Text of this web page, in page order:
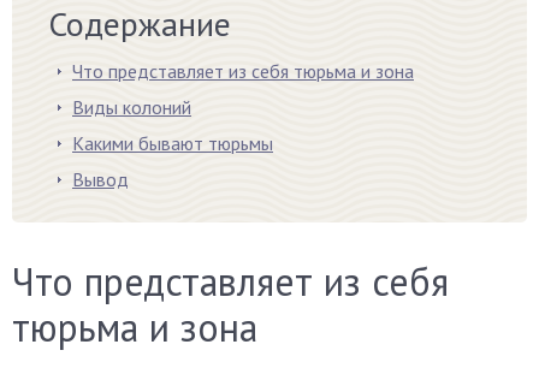
Содержание
Что представляет из себя тюрьма и зона
Виды колоний
Какими бывают тюрьмы
Вывод
Что представляет из себя
тюрьма и зона